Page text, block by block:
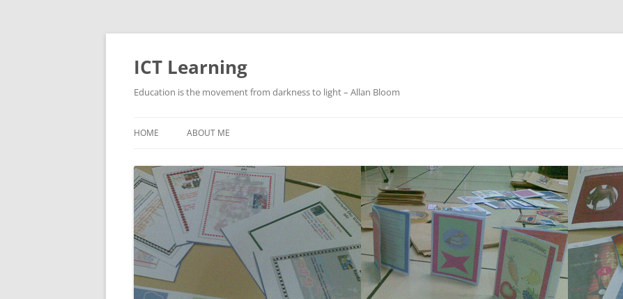
Skip
ICT Learning
Education is the movement from darkness to light – Allan Bloom
HOME ABOUT ME